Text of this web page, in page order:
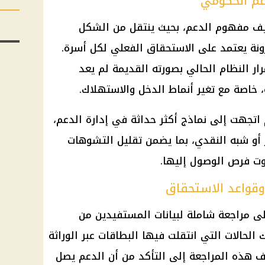
مفهوم الدعم، بحيث ينتقل من الشكل
يعتمد على الاستحقاق الفعلي لكل أسرة.
النظام الحالي بصورته القديمة لم يعد
خاصة مع تغير أنماط الدخل والاستهلاك.
اتجهت إلى نماذج أكثر حداثة في إدارة الدعم،
شبه النقدي، بما يضمن تقليل التشوهات
فرص الوصول إليها.
الاستحقاق
مراجعة شاملة لبيانات المستفيدين من
التي انتقلت فيها البطاقات عبر الوراثة
هذه المراجعة إلى التأكد من أن الدعم يصل